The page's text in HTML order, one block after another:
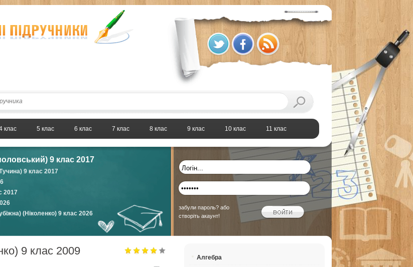
клас 5 клас 6 клас 7 клас 8 клас 9 клас 10 клас 11 клас
забули пароль? або
створіть акаунт!
9 клас 2017
9 клас 2017
2017
(Ніколенко) 9 клас 2026
9 клас 2009
Алгебра